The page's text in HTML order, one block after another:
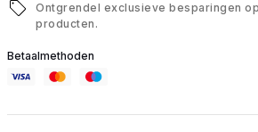
Ontgrendel exclusieve besparingen
producten.
Betaalmethoden